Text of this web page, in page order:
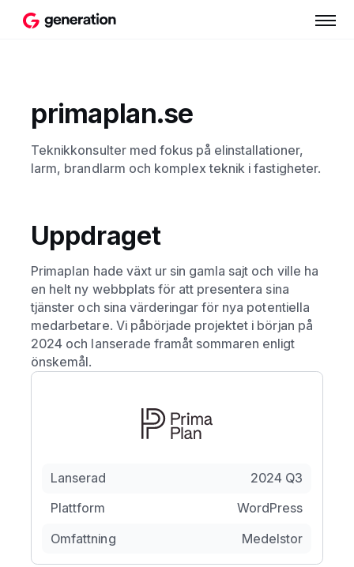
primaplan.se
Teknikkonsulter med fokus på elinstallationer,
larm, brandlarm och komplex teknik i fastigheter.
Uppdraget
Primaplan hade växt ur sin gamla sajt och ville ha
en helt ny webbplats för att presentera sina
tjänster och sina värderingar för nya potentiella
medarbetare. Vi påbörjade projektet i början på
2024 och lanserade framåt sommaren enligt
önskemål.
Lanserad
2024 Q3
Plattform
WordPress
Omfattning
Medelstor